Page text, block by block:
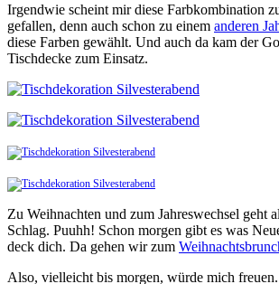
Irgendwie scheint mir diese Farbkombination
gefallen, denn auch schon zu einem anderen
diese Farben gewählt. Und auch da kam der
Tischdecke zum Einsatz.
Zu Weihnachten und zum Jahreswechsel geht
Schlag. Puuhh! Schon morgen gibt es was
deck dich. Da gehen wir zum
Also, vielleicht bis morgen, würde mich freuen.